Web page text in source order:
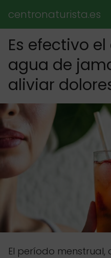
centronaturista.es
Es efectivo
agua de
aliviar
El período